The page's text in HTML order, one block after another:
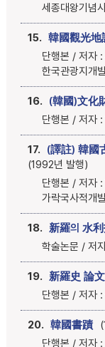
세종대왕기념
15. 韓國觀光地
단행본 / 저자
한국관광지개
16. (韓國)文化
단행본 / 저자
17.
(譯註) 韓國
(1992년 발행)
단행본 / 저자
가락국사적개
18. 新羅의 水
학술논문 / 저
19. 新羅史 論
단행본 / 저자
20. 韓國書蹟
단행본 / 저자